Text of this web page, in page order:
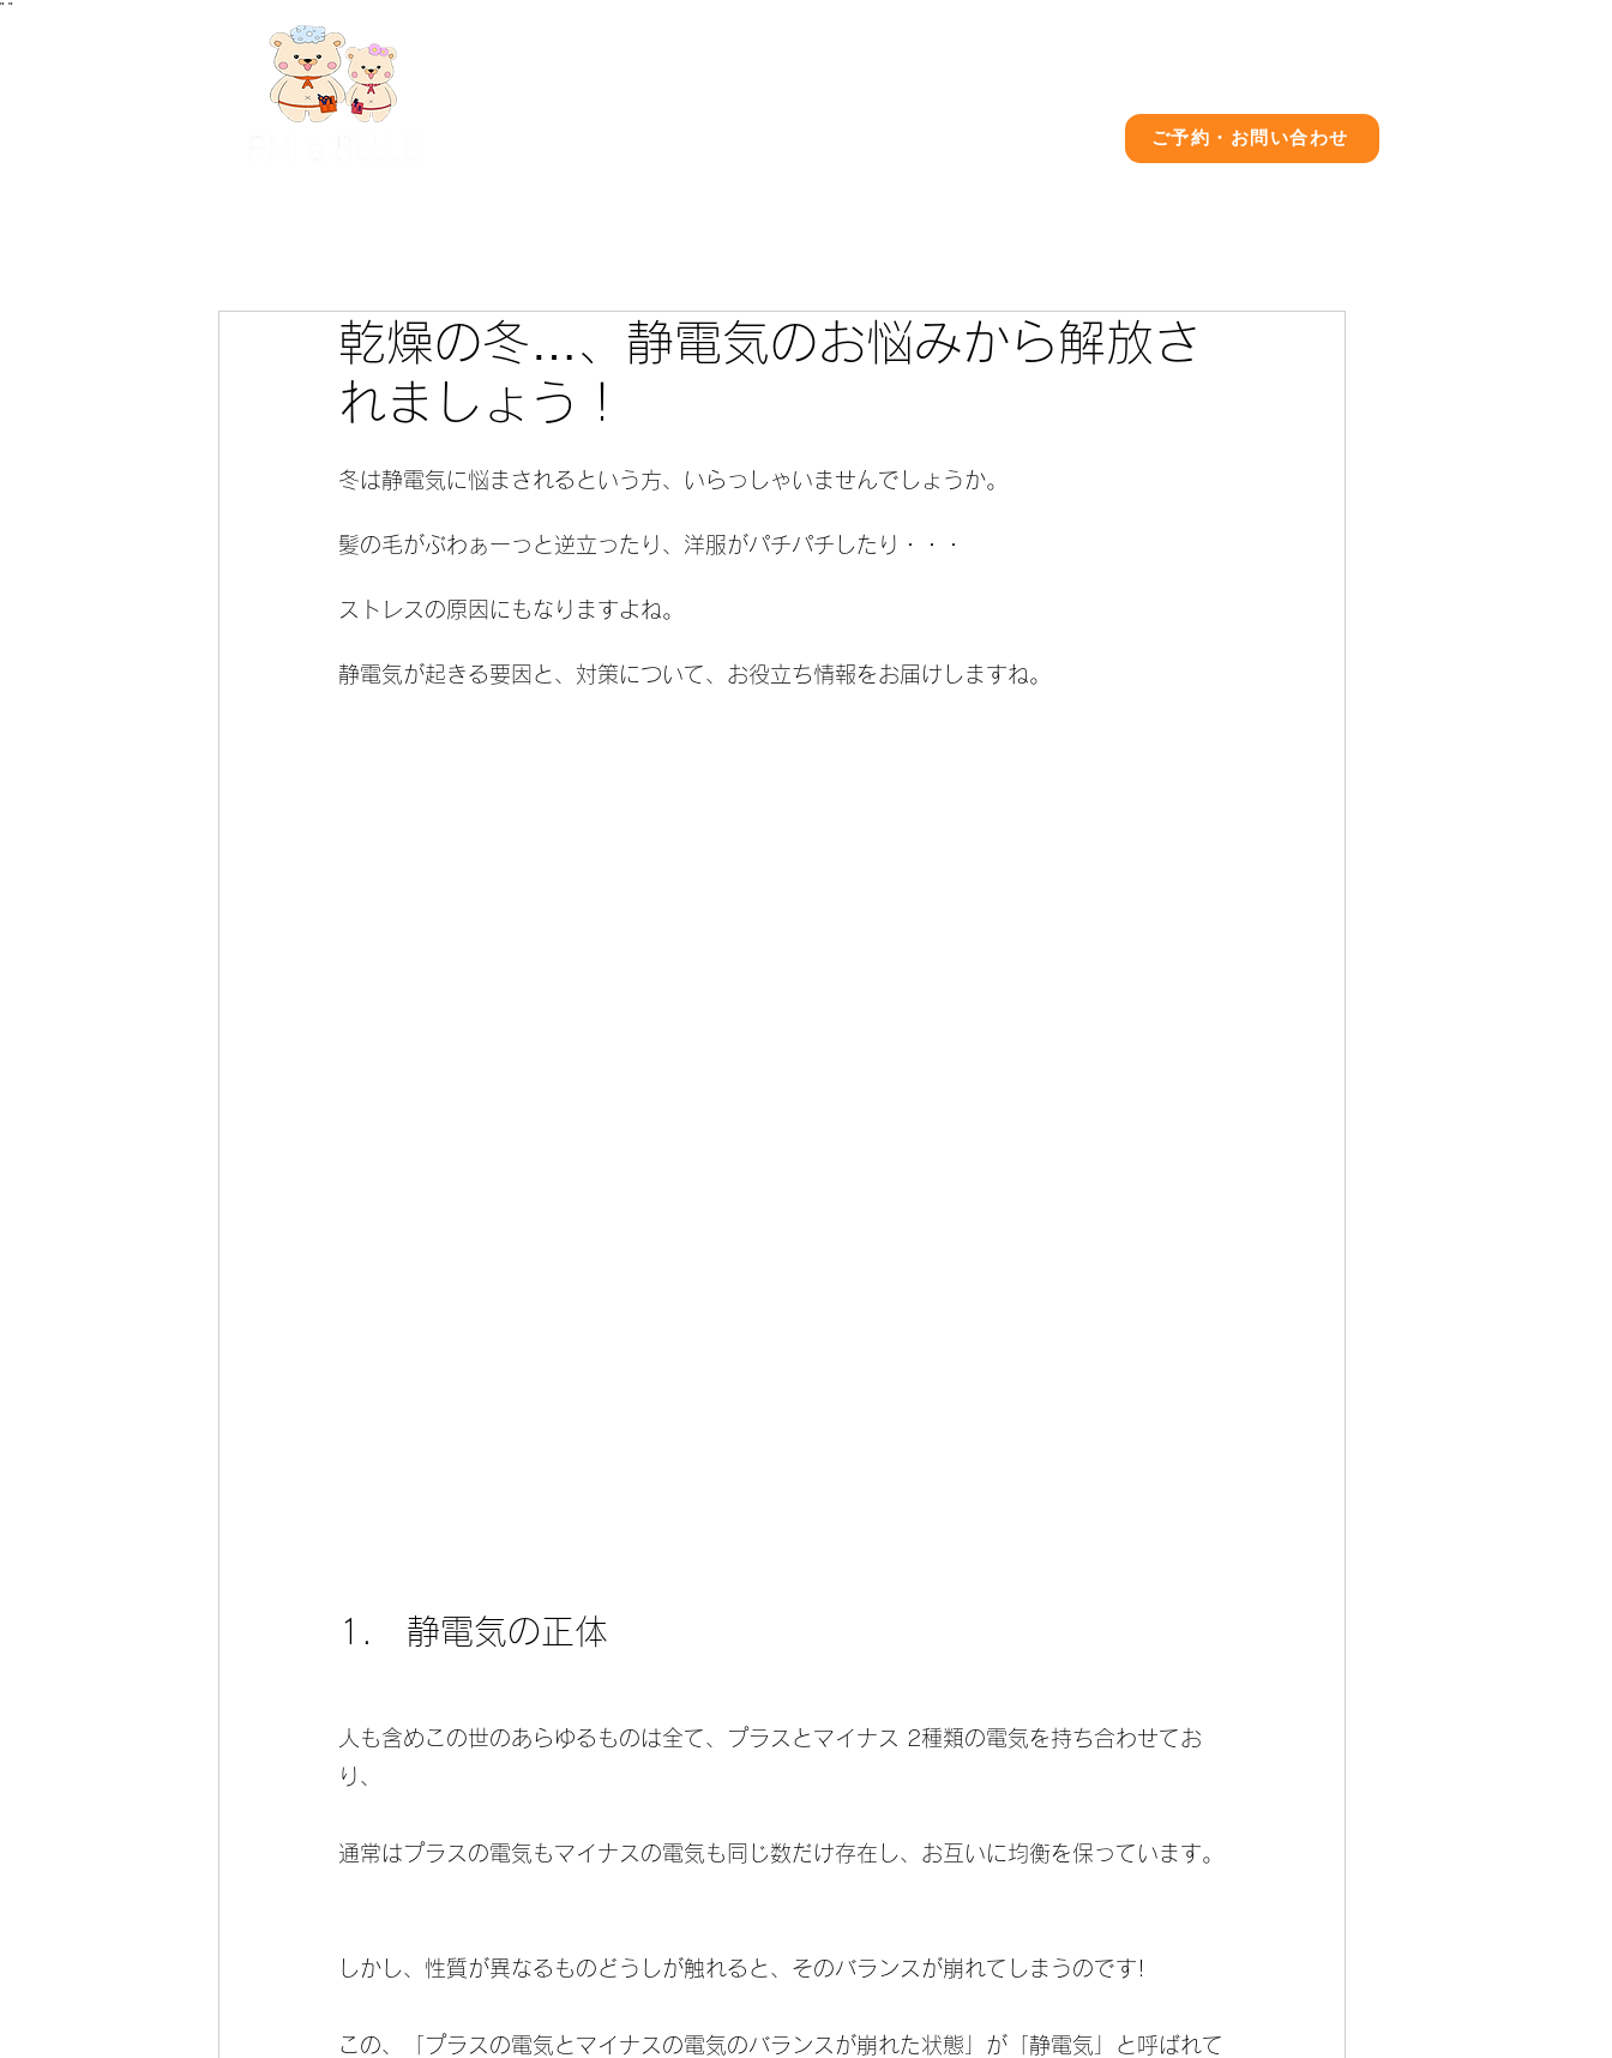
" "
ご予約・お問い合わせ
乾燥の冬…、静電気のお悩みから解放さ
れましょう！
冬は静電気に悩まされるという方、いらっしゃいませんでしょうか。
髪の毛がぶわぁーっと逆立ったり、洋服がパチパチしたり・・・
ストレスの原因にもなりますよね。
静電気が起きる要因と、対策について、お役立ち情報をお届けしますね。
1.　静電気の正体
人も含めこの世のあらゆるものは全て、プラスとマイナス 2種類の電気を持ち合わせてお
り、
通常はプラスの電気もマイナスの電気も同じ数だけ存在し、お互いに均衡を保っています。
しかし、性質が異なるものどうしが触れると、そのバランスが崩れてしまうのです!
この、「プラスの電気とマイナスの電気のバランスが崩れた状態」が「静電気」と呼ばれて